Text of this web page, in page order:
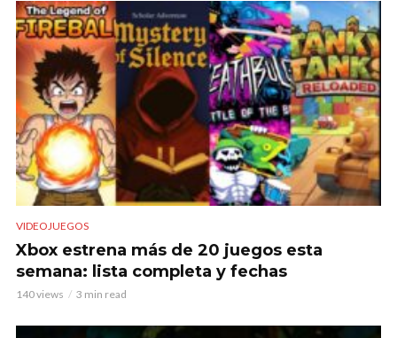
VIDEOJUEGOS
Xbox estrena más de 20 juegos esta
semana: lista completa y fechas
140 views 3 min read